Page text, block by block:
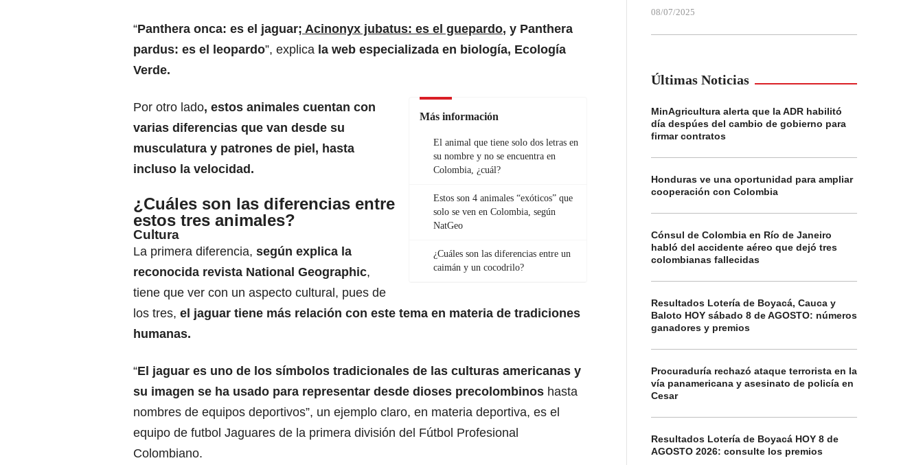
“Panthera onca: es el jaguar; Acinonyx jubatus: es el guepardo, y Panthera
pardus: es el leopardo”, explica la web especializada en biología, Ecología
Verde.
Más información
El animal que tiene solo dos letras en
su nombre y no se encuentra en
Colombia, ¿cuál?
Estos son 4 animales “exóticos” que
solo se ven en Colombia, según
NatGeo
¿Cuáles son las diferencias entre un
caimán y un cocodrilo?
Por otro lado, estos animales cuentan con
varias diferencias que van desde su
musculatura y patrones de piel, hasta
incluso la velocidad.
¿Cuáles son las diferencias entre
estos tres animales?
Cultura
La primera diferencia, según explica la
reconocida revista National Geographic,
tiene que ver con un aspecto cultural, pues de
los tres, el jaguar tiene más relación con este tema en materia de tradiciones
humanas.
“El jaguar es uno de los símbolos tradicionales de las culturas americanas y
su imagen se ha usado para representar desde dioses precolombinos hasta
nombres de equipos deportivos”, un ejemplo claro, en materia deportiva, es el
equipo de futbol Jaguares de la primera división del Fútbol Profesional
Colombiano.
08/07/2025
Últimas Noticias
MinAgricultura alerta que la ADR habilitó
día despúes del cambio de gobierno para
firmar contratos
Honduras ve una oportunidad para ampliar
cooperación con Colombia
Cónsul de Colombia en Río de Janeiro
habló del accidente aéreo que dejó tres
colombianas fallecidas
Resultados Lotería de Boyacá, Cauca y
Baloto HOY sábado 8 de AGOSTO: números
ganadores y premios
Procuraduría rechazó ataque terrorista en la
vía panamericana y asesinato de policía en
Cesar
Resultados Lotería de Boyacá HOY 8 de
AGOSTO 2026: consulte los premios